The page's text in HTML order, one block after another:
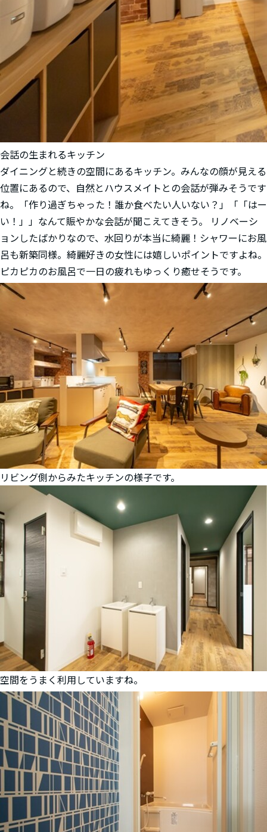
会話の生まれるキッチン
ダイニングと続きの空間にあるキッチン。みんなの顔が見える
位置にあるので、自然とハウスメイトとの会話が弾みそうです
ね。「作り過ぎちゃった！誰か食べたい人いない？」「「はー
い！」」なんて賑やかな会話が聞こえてきそう。 リノベーシ
ョンしたばかりなので、水回りが本当に綺麗！シャワーにお風
呂も新築同様。綺麗好きの女性には嬉しいポイントですよね。
ピカピカのお風呂で一日の疲れもゆっくり癒せそうです。
リビング側からみたキッチンの様子です。
空間をうまく利用していますね。